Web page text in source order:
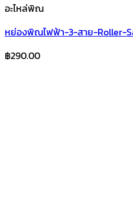
อะไหล่พิณ
หย่องพิณไฟฟ้า-3-สาย-Roller-
฿290.00